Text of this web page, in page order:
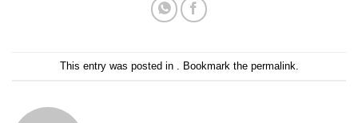
This entry was posted in . Bookmark the permalink